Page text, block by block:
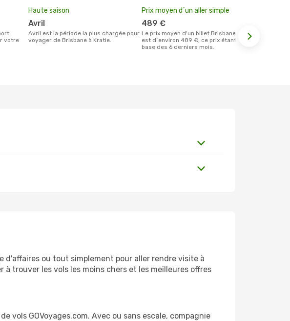
votre
Haute saison
avril
avril est la période la plus chargée pour
voyager de Brisbane à Kratie.
Prix moyen d´un aller simple
489 €
Le prix moyen d'un billet Brisbane Kratie
est d´environ 489 €, ce prix étant sur la
base des 6 derniers mois.
d'affaires ou tout simplement pour aller rendre visite à
à trouver les vols les moins chers et les meilleures offres
vols GOVoyages.com. Avec ou sans escale, compagnie